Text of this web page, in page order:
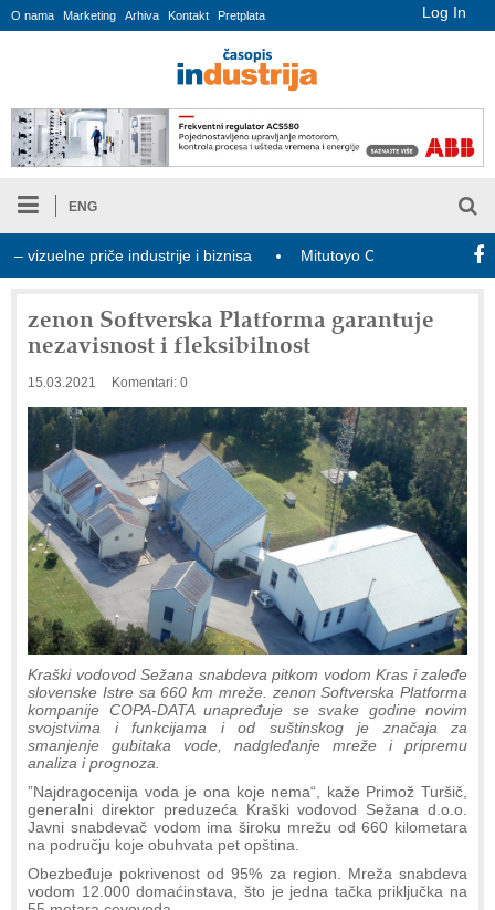
Log In
O nama Marketing Arhiva Kontakt Pretplata
ENG
priče industrije i biznisa Mitutoyo Crysta-Apex V PLUS:
zenon Softverska Platforma garantuje
nezavisnost i fleksibilnost
15.03.2021 Komentari: 0
Kraški vodovod Sežana snabdeva pitkom vodom Kras i zaleđe
slovenske Istre sa 660 km mreže. zenon Softverska Platforma
kompanije COPA-DATA unapređuje se svake godine novim
svojstvima i funkcijama i od suštinskog je značaja za
smanjenje gubitaka vode, nadgledanje mreže i pripremu
analiza i prognoza.
”Najdragocenija voda je ona koje nema“, kaže Primož Turšič,
generalni direktor preduzeća Kraški vodovod Sežana d.o.o.
Javni snabdevač vodom ima široku mrežu od 660 kilometara
na području koje obuhvata pet opština.
Obezbeđuje pokrivenost od 95% za region. Mreža snabdeva
vodom 12.000 domaćinstava, što je jedna tačka priključka na